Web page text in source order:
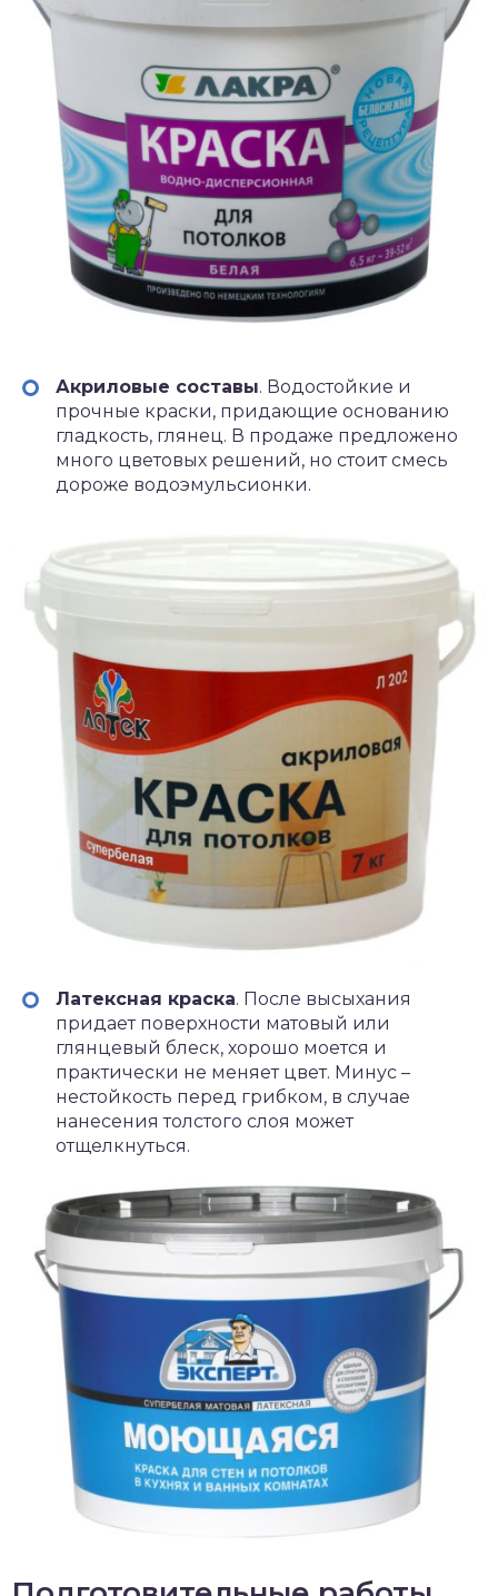
Акриловые составы. Водостойкие и
прочные краски, придающие основанию
гладкость, глянец. В продаже предложено
много цветовых решений, но стоит смесь
дороже водоэмульсионки.
Латексная краска. После высыхания
придает поверхности матовый или
глянцевый блеск, хорошо моется и
практически не меняет цвет. Минус –
нестойкость перед грибком, в случае
нанесения толстого слоя может
отщелкнуться.